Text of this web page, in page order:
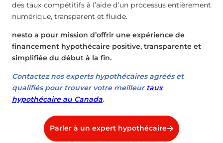
des taux compétitifs à l’aide d’un processus entièrement
numérique, transparent et fluide.
nesto a pour mission d’offrir une expérience de
financement hypothécaire positive, transparente et
simplifiée du début à la fin.
Contactez nos experts hypothécaires agréés et
qualifiés pour trouver votre meilleurtaux
hypothécaire au Canada.
Parler à un expert hypothécaire